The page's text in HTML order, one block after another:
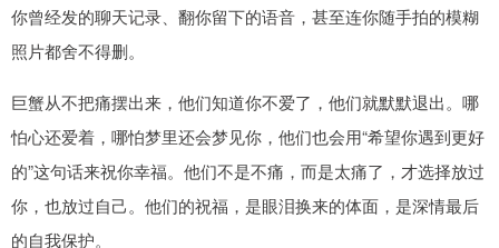
你曾经发的聊天记录、翻你留下的语音，甚至连你随手拍的模糊
照片都舍不得删。
巨蟹从不把痛摆出来，他们知道你不爱了，他们就默默退出。哪
怕心还爱着，哪怕梦里还会梦见你，他们也会用“希望你遇到更好
的”这句话来祝你幸福。他们不是不痛，而是太痛了，才选择放过
你，也放过自己。他们的祝福，是眼泪换来的体面，是深情最后
的自我保护。